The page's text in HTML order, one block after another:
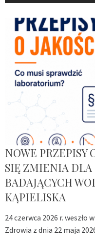
NOWE PRZEPISY
SIĘ ZMIENIA DLA
BADAJĄCYCH
KĄPIELISKA
24 czerwca 2026 r.
Zdrowia z dnia 22 maja